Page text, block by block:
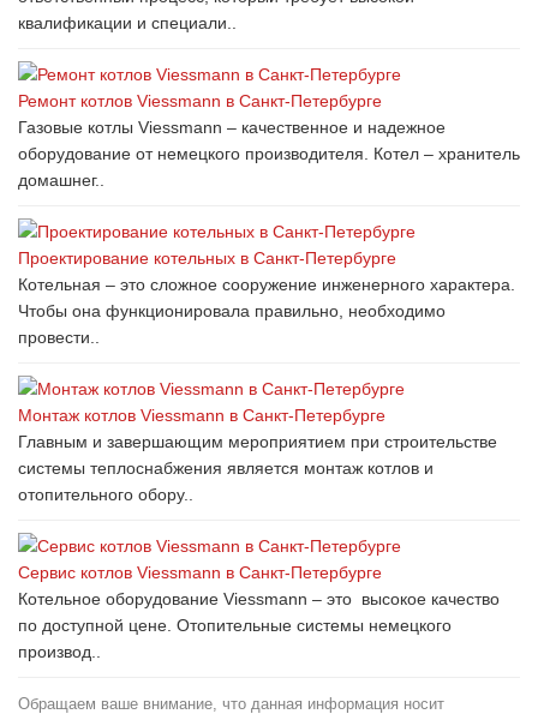
квалификации и специали..
Ремонт котлов Viessmann в Санкт-Петербурге
Газовые котлы Viessmann – качественное и надежное
оборудование от немецкого производителя. Котел – хранитель
домашнег..
Проектирование котельных в Санкт-Петербурге
Котельная – это сложное сооружение инженерного характера.
Чтобы она функционировала правильно, необходимо
провести..
Монтаж котлов Viessmann в Санкт-Петербурге
Главным и завершающим мероприятием при строительстве
системы теплоснабжения является монтаж котлов и
отопительного обору..
Сервис котлов Viessmann в Санкт-Петербурге
Котельное оборудование Viessmann – это высокое качество
по доступной цене. Отопительные системы немецкого
производ..
Обращаем ваше внимание, что данная информация носит